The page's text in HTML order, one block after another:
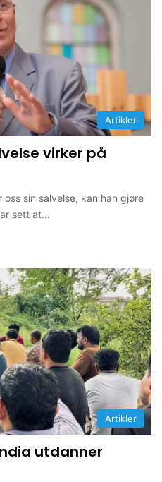
Artikler
virker på
sin salvelse, kan han gjøre
sett at…
Artikler
utdanner